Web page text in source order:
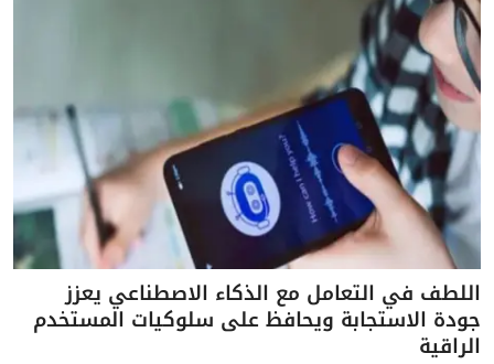
اللطف في التعامل مع الذكاء الاصطناعي يعزز
جودة الاستجابة ويحافظ على سلوكيات المستخدم
الراقية